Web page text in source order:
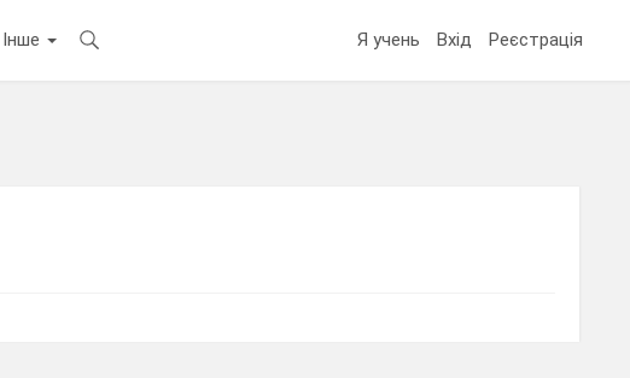
Інше Я учень Вхід Реєстрація